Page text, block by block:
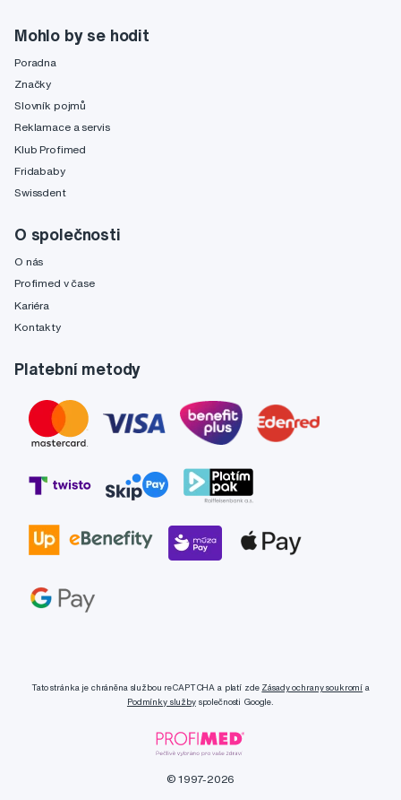
Mohlo by se hodit
Poradna
Značky
Slovník pojmů
Reklamace a servis
Klub Profimed
Fridababy
Swissdent
O společnosti
O nás
Profimed v čase
Kariéra
Kontakty
Platební metody
Tato stránka je chráněna službou reCAPTCHA a platí zde Zásady ochrany soukromí a
Podmínky službyspolečnosti Google.
© 1997-2026